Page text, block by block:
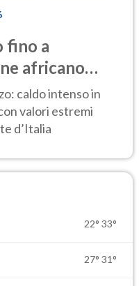
fino a
africano
caldo intenso in
valori estremi
d’Italia
22° 33°
27° 31°